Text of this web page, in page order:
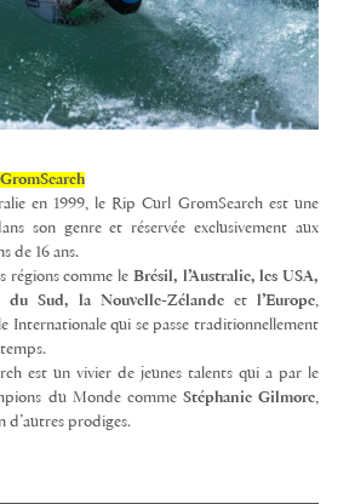
en 1999, le Rip Curl GromSearch est une
son genre et réservée exclusivement aux
de 16 ans.
régions comme le Brésil, l’Australie, les USA,
du Sud, la Nouvelle-Zélande et l’Europe
Internationale qui se passe traditionnellement
est un vivier de jeunes talents qui a par le
du Monde commeStéphanie Gilmore
d’autres prodiges.